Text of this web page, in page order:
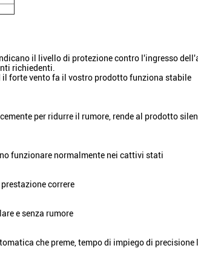
il livello di protezione contro l'ingresso
richiedenti.
il forte vento fa il vostro prodotto funziona stabile
per ridurre il rumore, rende al prodotto
funzionare normalmente nei cattivi stati
correre
e senza rumore
che preme, tempo di impiego di precisione